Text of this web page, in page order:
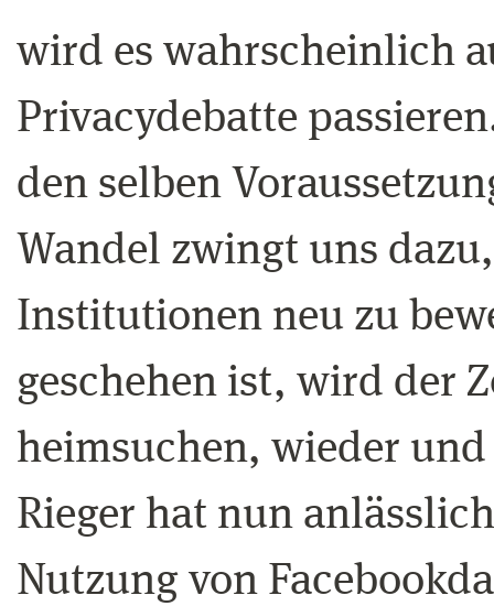
wird es wahrscheinlich
Privacydebatte
den selben
Wandel zwingt uns
Institutionen neu zu
geschehen ist, wird der
heimsuchen, wieder
Rieger hat nun
Nutzung von